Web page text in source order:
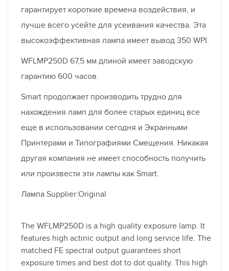
гарантирует короткие времена воздействия, и
лучше всего усейте для усеивания качества. Эта
высокоэффективная лампа имеет вывод 350 WPI.
WFLMP250D 67,5 мм длиной имеет заводскую
гарантию 600 часов.
Smart продолжает производить трудно для
нахождения ламп для более старых единиц все
еще в использовании сегодня и Экранными
Принтерами и Типографиями Смещения. Никакая
другая компания не имеет способность получить
или произвести эти лампы как Smart.
Лампа Supplier:Original
The WFLMP250D is a high quality exposure lamp. It
features high actinic output and long service life. The
matched FE spectral output guarantees short
exposure times and best dot to dot quality. This high